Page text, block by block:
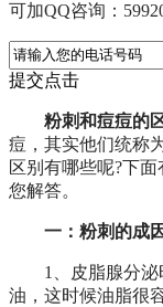
可加QQ咨询：
提交点击
粉刺和痘痘的
痘，其实他们统称
区别有哪些呢?下面
您解答。
一：粉刺的成因
1、皮脂腺分泌
油，这时候油脂很